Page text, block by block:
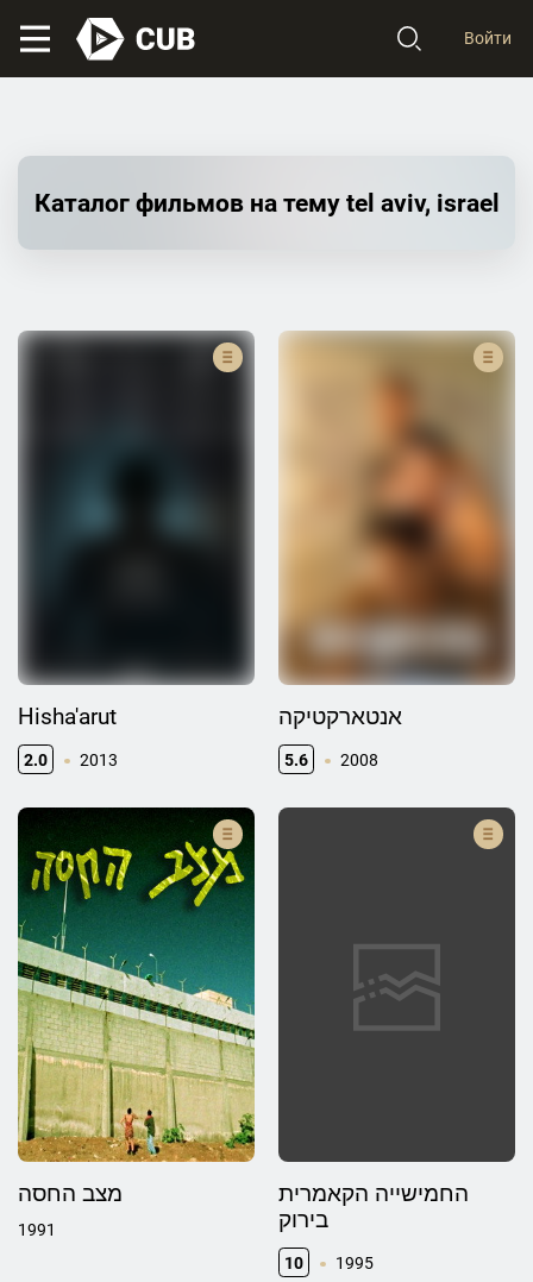
Войти
Каталог фильмов на тему tel aviv, israel
Hisha'arut
2.0 2013
אנטארקטיקה
5.6 2008
מצב החסה
1991
החמישייה הקאמרית
בירוק
10 1995